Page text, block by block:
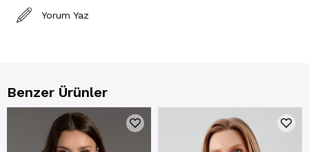
Yorum Yaz
Benzer Ürünler